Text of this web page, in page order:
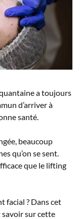
a toujours
d’arriver à
santé.
beaucoup
qu’on se sent.
que le lifting
facial ? Dans cet
sur cette